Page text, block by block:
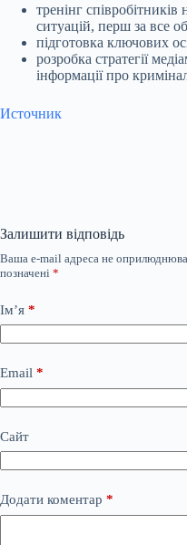
тренінг
ситуацій, перш за все
підготовка ключових
розробка стратегії
інформації про
Источник
Залишити відповідь
Ваша e-mail адреса не
позначені *
Ім’я *
Email *
Сайт
Додати коментар *